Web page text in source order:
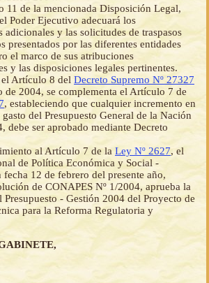
11 de la mencionada Disposición Legal,
Poder Ejecutivo adecuará los
adicionales y las solicitudes de traspasos
presentados por las diferentes entidades
el marco de sus atribuciones
y las disposiciones legales pertinentes.
Artículo 8 del Decreto Supremo Nº 27327
de 2004, se complementa el Artículo 7 de
, estableciendo que cualquier incremento en
del Presupuesto General de la Nación
debe ser aprobado mediante Decreto
al Artículo 7 de la Ley Nº 2627, el
de Política Económica y Social -
fecha 12 de febrero del presente año,
de CONAPES Nº 1/2004, aprueba la
- Gestión 2004 del Proyecto de
para la Reforma Regulatoria y